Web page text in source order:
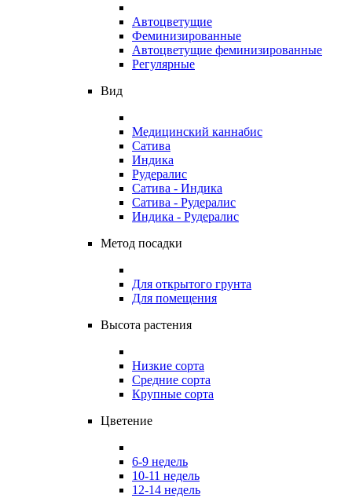
Автоцветущие
Феминизированные
Автоцветущие феминизированные
Регулярные
Вид
Медицинский каннабис
Сатива
Индика
Рудералис
Сатива - Индика
Сатива - Рудералис
Индика - Рудералис
Метод посадки
Для открытого грунта
Для помещения
Высота растения
Низкие сорта
Средние сорта
Крупные сорта
Цветение
6-9 недель
10-11 недель
12-14 недель